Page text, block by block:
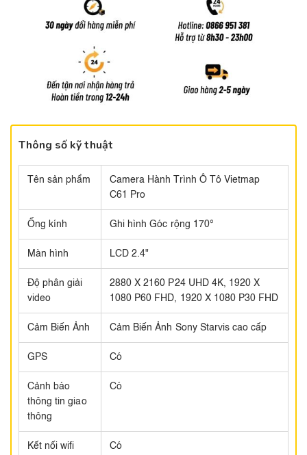
Thông số kỹ thuật
Tên sản phẩm
Camera Hành Trình Ô Tô Vietmap
C61 Pro
Ống kính Ghi hình Góc rộng 170°
Màn hình LCD 2.4"
Độ phân giải
video
2880 X 2160 P24 UHD 4K, 1920 X
1080 P60 FHD, 1920 X 1080 P30 FHD
Cảm Biến Ảnh Cảm Biến Ảnh Sony Starvis cao cấp
GPS Có
Cảnh báo
thông tin giao
thông
Có
Kết nối wifi Có